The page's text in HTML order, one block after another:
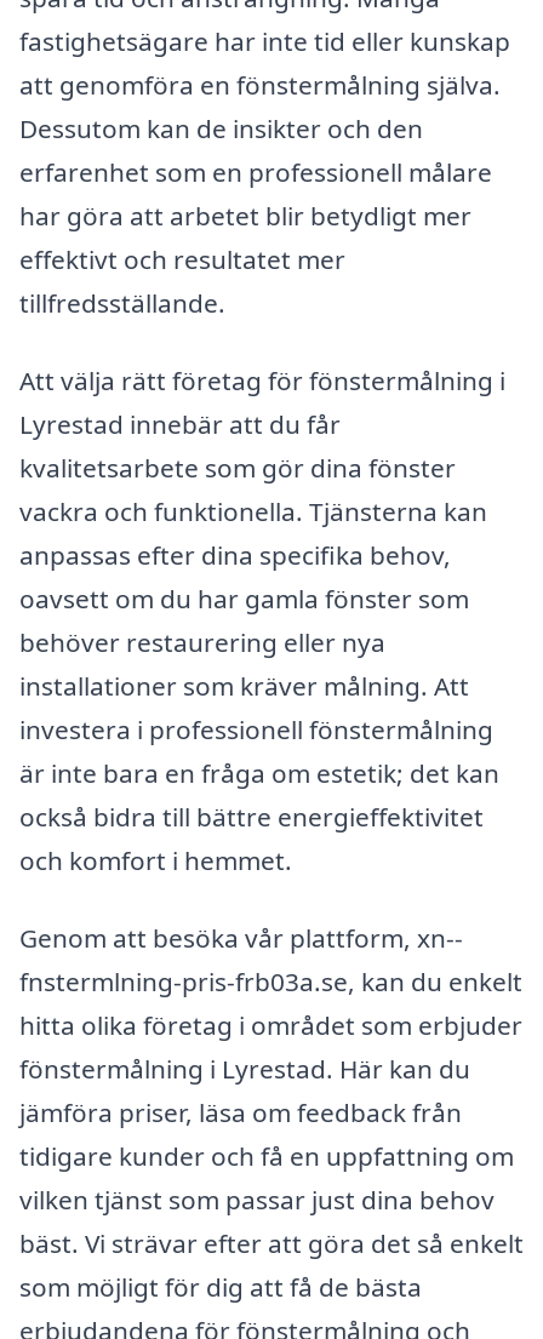
fastighetsägare har inte tid eller kunskap
att genomföra en fönstermålning själva.
Dessutom kan de insikter och den
erfarenhet som en professionell målare
har göra att arbetet blir betydligt mer
effektivt och resultatet mer
tillfredsställande.
Att välja rätt företag för fönstermålning i
Lyrestad innebär att du får
kvalitetsarbete som gör dina fönster
vackra och funktionella. Tjänsterna kan
anpassas efter dina specifika behov,
oavsett om du har gamla fönster som
behöver restaurering eller nya
installationer som kräver målning. Att
investera i professionell fönstermålning
är inte bara en fråga om estetik; det kan
också bidra till bättre energieffektivitet
och komfort i hemmet.
Genom att besöka vår plattform, xn--
fnstermlning-pris-frb03a.se, kan du enkelt
hitta olika företag i området som erbjuder
fönstermålning i Lyrestad. Här kan du
jämföra priser, läsa om feedback från
tidigare kunder och få en uppfattning om
vilken tjänst som passar just dina behov
bäst. Vi strävar efter att göra det så enkelt
som möjligt för dig att få de bästa
erbjudandena för fönstermålning och